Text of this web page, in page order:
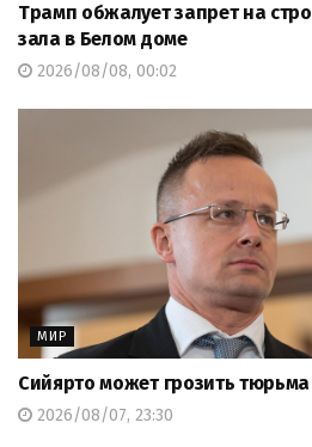
Трамп обжалует запрет на
зала в Белом доме
2026/08/08, 00:02
МИР
Сийярто может грозить тюрьма
2026/08/07, 23:30